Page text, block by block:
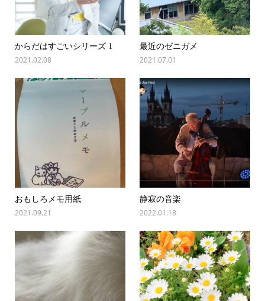
からだはすごいシリーズ 1
2021.02.08
最近のゼニガメ
2021.07.01
おもしろメモ用紙
2021.09.21
静寂の音楽
2022.01.18